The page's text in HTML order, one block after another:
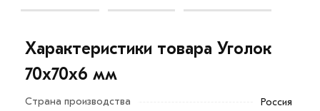
Характеристики товара Уголок
70х70х6 мм
Страна производства
Россия